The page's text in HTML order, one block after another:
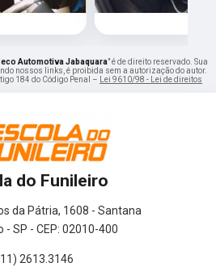
Automotiva Jabaquara" é de direito reservado. Sua
nossos links, é proibida sem a autorização do autor.
184 do Código Penal –
Lei 9610/98 - Lei de direitos
do Funileiro
da Pátria, 1608 - Santana
- SP - CEP: 02010-400
2613.3146